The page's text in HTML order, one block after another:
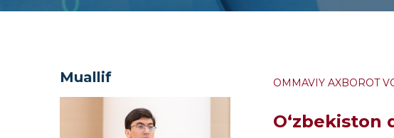
Muallif OMMAVIY AXBOROT
O‘zbekiston